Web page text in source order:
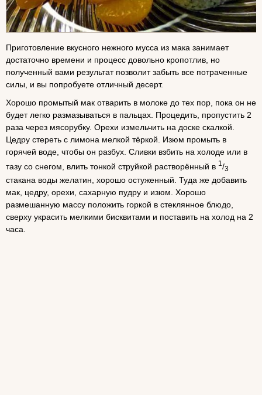
Приготовление вкусного нежного мусса из мака занимает
достаточно времени и процесс довольно кропотлив, но
полученный вами результат позволит забыть все потраченные
силы, и вы попробуете отличный десерт.
Хорошо промытый мак отварить в молоке до тех пор, пока он не
будет легко размазываться в пальцах. Процедить, пропустить 2
раза через мясорубку. Орехи измельчить на доске скалкой.
Цедру стереть с лимона мелкой тёркой. Изюм промыть в
горячей воде, чтобы он разбух. Сливки взбить на холоде или в
тазу со снегом, влить тонкой струйкой растворённый в 1 /3
стакана воды желатин, хорошо остуженный. Туда же добавить
мак, цедру, орехи, сахарную пудру и изюм. Хорошо
размешанную массу положить горкой в стеклянное блюдо,
сверху украсить мелкими бисквитами и поставить на холод на 2
часа.